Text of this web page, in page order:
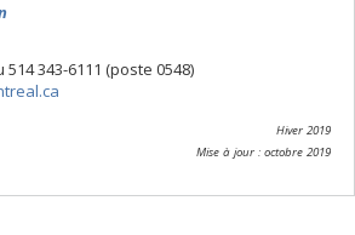
343-6111 (poste 0548)
Hiver 2019
Mise à jour : octobre 2019